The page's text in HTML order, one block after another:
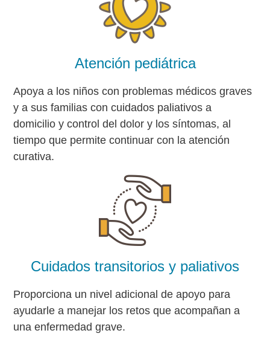
Atención pediátrica
Apoya a los niños con problemas médicos graves
y a sus familias con cuidados paliativos a
domicilio y control del dolor y los síntomas, al
tiempo que permite continuar con la atención
curativa.
Cuidados transitorios y paliativos
Proporciona un nivel adicional de apoyo para
ayudarle a manejar los retos que acompañan a
una enfermedad grave.